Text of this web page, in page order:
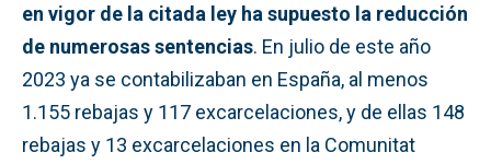
en vigor de la citada ley ha supuesto la reducción
de numerosas sentencias. En julio de este año
2023 ya se contabilizaban en España, al menos
1.155 rebajas y 117 excarcelaciones, y de ellas 148
rebajas y 13 excarcelaciones en la Comunitat